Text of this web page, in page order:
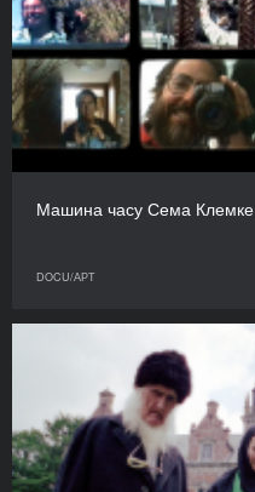
Машина часу Сема Клемке
DOCU/АРТ